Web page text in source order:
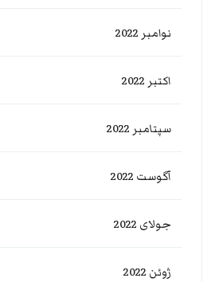
نوامبر 2022
اکتبر 2022
سپتامبر 2022
آگوست 2022
جولای 2022
ژوئن 2022